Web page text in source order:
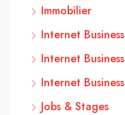
Immobilier
Internet
Internet
Internet
Jobs & Stages